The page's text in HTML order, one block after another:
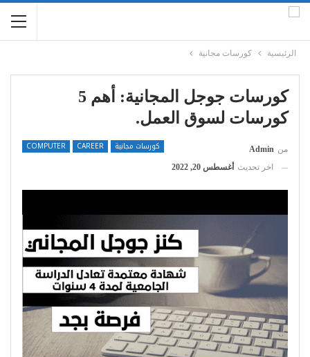
الرئيسية كورسات مجانية
كورسات جوجل المجانية: أهم 5
كورسات لسوق العمل.
كورسات مجانية CAREER
COMPUTER من Admin
اخر تحديث أغسطس 20, 2022